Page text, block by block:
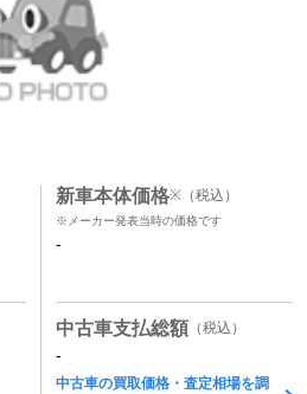
新車本体価格※ （税込）
※メーカー発表当時の価格です
-
中古車支払総額 （税込）
-
中古車の買取価格・査定相場を調